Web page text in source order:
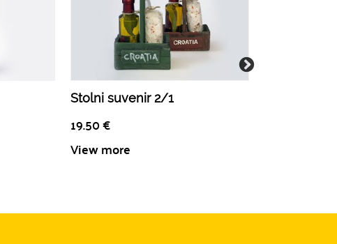
Stolni suvenir 2/1
19.50€
View more